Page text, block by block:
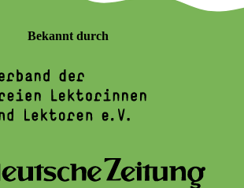
Bekannt durch